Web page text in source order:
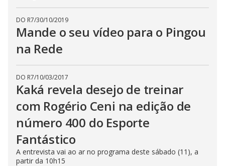
DO R7/30/10/2019
Mande o seu vídeo para o Pingou
na Rede
DO R7/10/03/2017
Kaká revela desejo de treinar
com Rogério Ceni na edição de
número 400 do Esporte
Fantástico
A entrevista vai ao ar no programa deste sábado (11), a
partir da 10h15